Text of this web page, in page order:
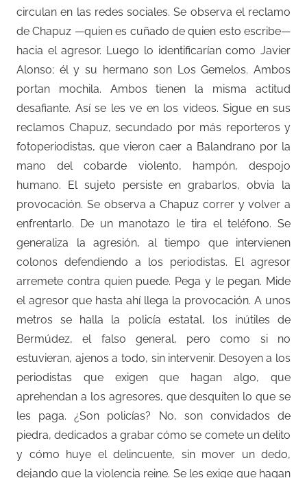
circulan en las redes sociales. Se observa el reclamo
de Chapuz —quien es cuñado de quien esto escribe—
hacia el agresor. Luego lo identificarían como Javier
Alonso; él y su hermano son Los Gemelos. Ambos
portan mochila. Ambos tienen la misma actitud
desafiante. Así se les ve en los videos. Sigue en sus
reclamos Chapuz, secundado por más reporteros y
fotoperiodistas, que vieron caer a Balandrano por la
mano del cobarde violento, hampón, despojo
humano. El sujeto persiste en grabarlos, obvia la
provocación. Se observa a Chapuz correr y volver a
enfrentarlo. De un manotazo le tira el teléfono. Se
generaliza la agresión, al tiempo que intervienen
colonos defendiendo a los periodistas. El agresor
arremete contra quien puede. Pega y le pegan. Mide
el agresor que hasta ahí llega la provocación. A unos
metros se halla la policía estatal, los inútiles de
Bermúdez, el falso general, pero como si no
estuvieran, ajenos a todo, sin intervenir. Desoyen a los
periodistas que exigen que hagan algo, que
aprehendan a los agresores, que desquiten lo que se
les paga. ¿Son policías? No, son convidados de
piedra, dedicados a grabar cómo se comete un delito
y cómo huye el delincuente, sin mover un dedo,
dejando que la violencia reine. Se les exige que hagan